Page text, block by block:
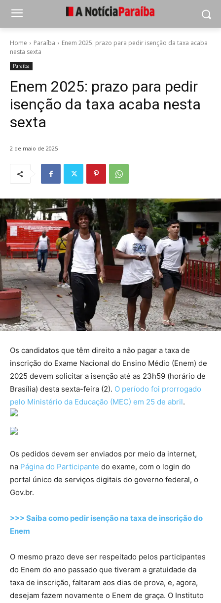
Home Paraíba
Enem 2025: prazo para pedir isenção da taxa acaba
nesta sexta
Paraíba
Enem 2025: prazo para pedir
isenção da taxa acaba nesta
sexta
2 de maio de 2025
Os candidatos que têm direito a não pagar a taxa de
inscrição do Exame Nacional do Ensino Médio (Enem) de
2025 devem solicitar a isenção até as 23h59 (horário de
Brasília) desta sexta-feira (2). O período foi prorrogado
pelo Ministério da Educação (MEC) em 25 de abril.
Os pedidos devem ser enviados por meio da internet,
na Página do Participante do exame, com o login do
portal único de serviços digitais do governo federal, o
Gov.br.
>>> Saiba como pedir isenção na taxa de inscrição do
Enem
O mesmo prazo deve ser respeitado pelos participantes
do Enem do ano passado que tiveram a gratuidade da
taxa de inscrição, faltaram aos dias de prova, e, agora,
desejam fazem novamente o Enem de graça. O Instituto